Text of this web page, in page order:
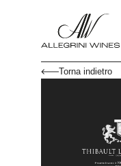
Torna indietro